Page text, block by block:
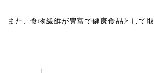
また、食物繊維が豊富で健康食品として